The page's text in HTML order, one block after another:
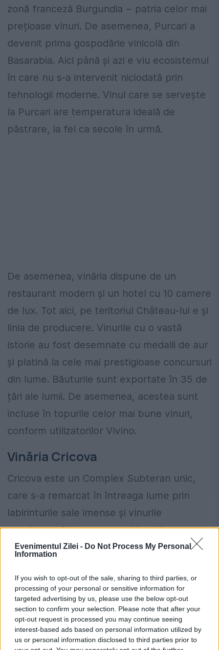
Evenimentul Zilei - Do Not Process My Personal
Information
If you wish to opt-out of the sale, sharing to third parties, or
processing of your personal or sensitive information for
targeted advertising by us, please use the below opt-out
section to confirm your selection. Please note that after your
opt-out request is processed you may continue seeing
interest-based ads based on personal information utilized by
us or personal information disclosed to third parties prior to
zonă franceză Burgundia − patria celor mai
prețioase vinuri. De asemenea, Purcari a
devenit prima gospodărie vinicolă din
Basarabia. Aici până și azi e viu ecosistemul
în care nu s-a intervenit niciodată prin
tehnologii moderne. Vinul care se servește
la Purcari are temperatura ideală de
păstrare, la fel ca secole în urmă.
De asemenea, vinăria dispune de un
restaurant modern și un hotel cu 10 camere
de lux. Tot aici, pe teritoriul Château-lui e și
linia de producere. Vinurile cu o vastă
istorie au fost desemnate cu medalii de aur
și platină la cele mai prestigioase concursuri
din lume. Băuturile sunt exportate în 35 de
țări ale lumii. De asemenea, acestea sunt
incluse în topurile celor mai bune vinuri,
conform utilizatorilor Vivino.
Vinăria Cricova
Cricova este un Complex Subteran unic,
care s-a remarcat în întreaga lume prin
labirinturile sale imense şi vinurile
excelente. Originea acestei locații
impresionante se situează în anul 1952.
printr-o tendință de inovație continuă. În
prezent, întreprinderea utilizează cele mai
sofisticate tehnologii din lume în domeniul
vinificației. Aceasta posedă arta de a